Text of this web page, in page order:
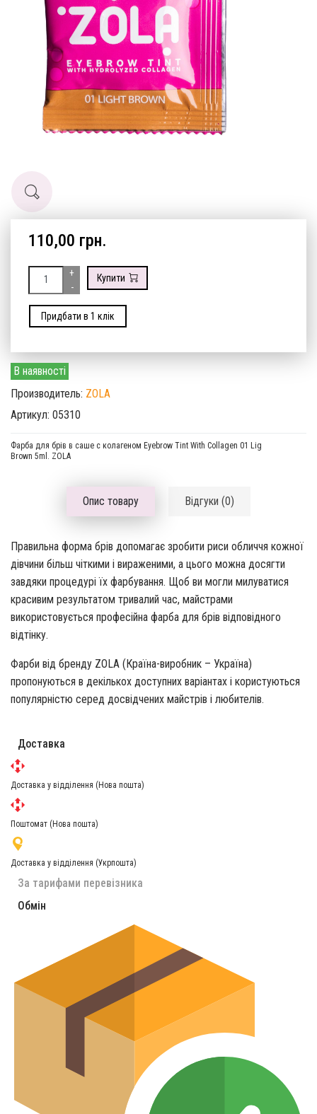
110,00 грн.
+
-
Купити
Придбати в 1 клік
В наявності
Производитель: ZOLA
Артикул: 05310
Фарба для брів в саше с колагеном Eyebrow Tint With Collagen 01 Lig
Brown 5ml. ZOLA
Опис товару Відгуки (0)
Правильна форма брів допомагає зробити риси обличчя кожної
дівчини більш чіткими і вираженими, а цього можна досягти
завдяки процедурі їх фарбування. Щоб ви могли милуватися
красивим результатом тривалий час, майстрами
використовується професійна фарба для брів відповідного
відтінку.
Фарби від бренду ZOLA (Країна-виробник – Україна)
пропонуються в декількох доступних варіантах і користуються
популярністю серед досвідчених майстрів і любителів.
Доставка
Доставка у відділення (Нова пошта)
Поштомат (Нова пошта)
Доставка у відділення (Укрпошта)
За тарифами перевізника
Обмін